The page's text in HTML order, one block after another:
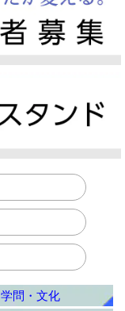
学問・文化